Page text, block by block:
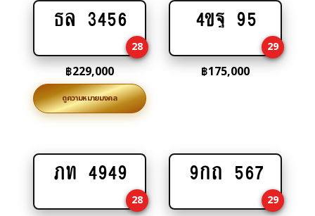
Add
cart
ธล 3456
28
฿229,000
ดูความหมายมงคล
Add
cart
4ขฐ 95
29
฿175,000
Add
cart
ภท 4949
28
Add
cart
9กถ 567
29